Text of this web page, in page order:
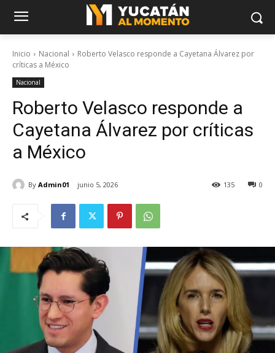
Inicio Nacional
Roberto Velasco responde a Cayetana Álvarez por
críticas a México
Nacional
Roberto Velasco responde a
Cayetana Álvarez por críticas
a México
By Admin01 junio 5, 2026 0
135